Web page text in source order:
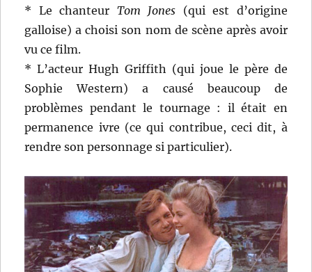
* Le chanteur Tom Jones (qui est d’origine
galloise) a choisi son nom de scène après avoir
vu ce film.
* L’acteur Hugh Griffith (qui joue le père de
Sophie Western) a causé beaucoup de
problèmes pendant le tournage : il était en
permanence ivre (ce qui contribue, ceci dit, à
rendre son personnage si particulier).